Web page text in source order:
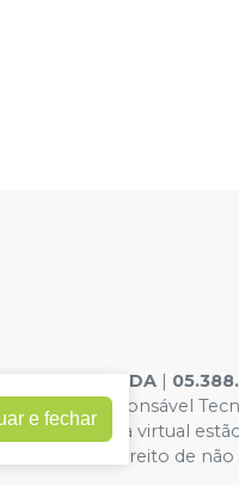
DENTAL LTDA
6 - Responsável
da loja virtual
o direito de
e fechar